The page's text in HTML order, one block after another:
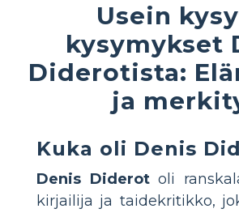
Usein
kysymykset
Diderotista:
ja
Kuka oli Denis
Denis Diderotoli
kirjailija ja taidekritikko,